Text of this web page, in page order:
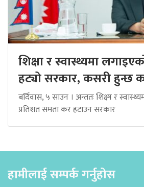
शिक्षा र स्वास्थ्यमा
हट्यो सरकार, कसरी हुन्छ
बर्दिवास, ५ साउन । अन्ततः शिक्ष्ष र
प्रतिशत समता कर हटाउन सरकार
हामीलाई सम्पर्क गर्नुहोस